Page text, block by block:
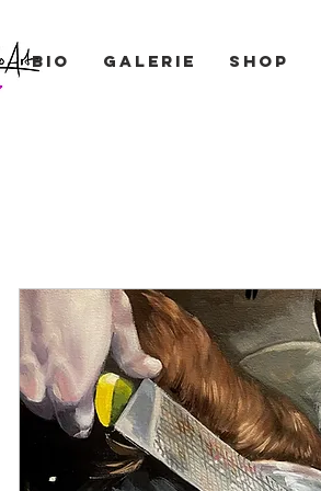
BIO Galerie Shop